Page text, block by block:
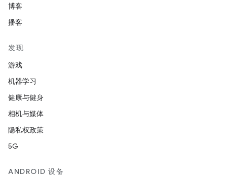
博客
播客
发现
游戏
机器学习
健康与健身
相机与媒体
隐私权政策
5G
ANDROID 设备